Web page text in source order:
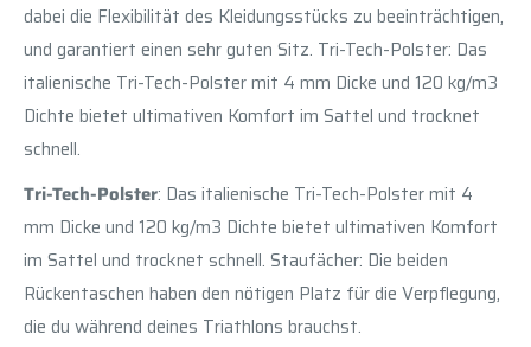
dabei die Flexibilität des Kleidungsstücks zu beeinträchtigen,
und garantiert einen sehr guten Sitz. Tri-Tech-Polster: Das
italienische Tri-Tech-Polster mit 4 mm Dicke und 120 kg/m3
Dichte bietet ultimativen Komfort im Sattel und trocknet
schnell.
Tri-Tech-Polster: Das italienische Tri-Tech-Polster mit 4
mm Dicke und 120 kg/m3 Dichte bietet ultimativen Komfort
im Sattel und trocknet schnell. Staufächer: Die beiden
Rückentaschen haben den nötigen Platz für die Verpflegung,
die du während deines Triathlons brauchst.